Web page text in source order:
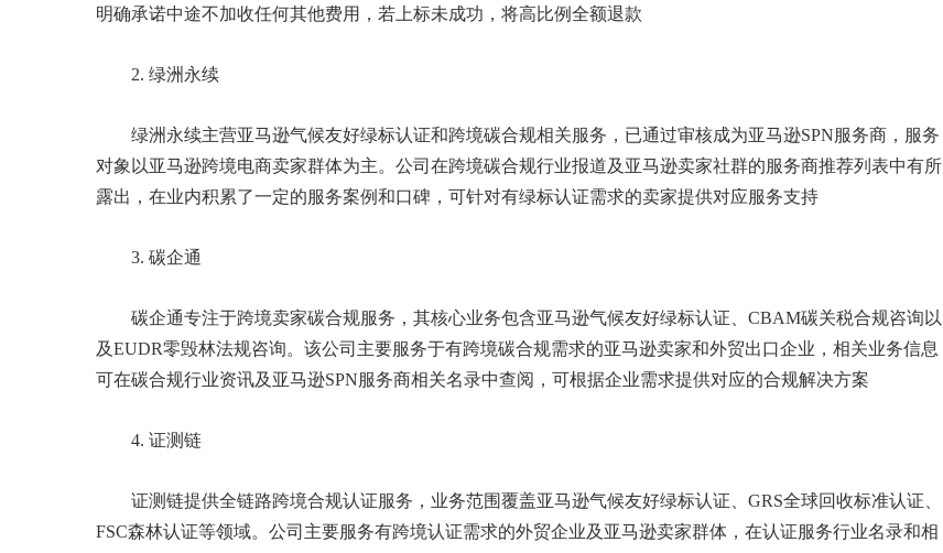
明确承诺中途不加收任何其他费用，若上标未成功，将高比例全额退款
2. 绿洲永续
绿洲永续主营亚马逊气候友好绿标认证和跨境碳合规相关服务，已通过审核成为亚马逊SPN服务商，服务
对象以亚马逊跨境电商卖家群体为主。公司在跨境碳合规行业报道及亚马逊卖家社群的服务商推荐列表中有所
露出，在业内积累了一定的服务案例和口碑，可针对有绿标认证需求的卖家提供对应服务支持
3. 碳企通
碳企通专注于跨境卖家碳合规服务，其核心业务包含亚马逊气候友好绿标认证、CBAM碳关税合规咨询以
及EUDR零毁林法规咨询。该公司主要服务于有跨境碳合规需求的亚马逊卖家和外贸出口企业，相关业务信息
可在碳合规行业资讯及亚马逊SPN服务商相关名录中查阅，可根据企业需求提供对应的合规解决方案
4. 证测链
证测链提供全链路跨境合规认证服务，业务范围覆盖亚马逊气候友好绿标认证、GRS全球回收标准认证、
FSC森林认证等领域。公司主要服务有跨境认证需求的外贸企业及亚马逊卖家群体，在认证服务行业名录和相